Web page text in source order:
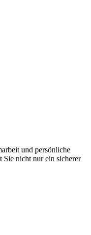
und persönliche
nicht nur ein sicherer